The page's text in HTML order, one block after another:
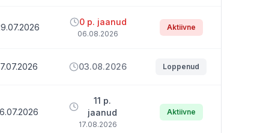
0 p. jaanud
06.08.2026
Aktiivne
03.08.2026 Loppenud
11 p.
jaanud
17.08.2026
Aktiivne